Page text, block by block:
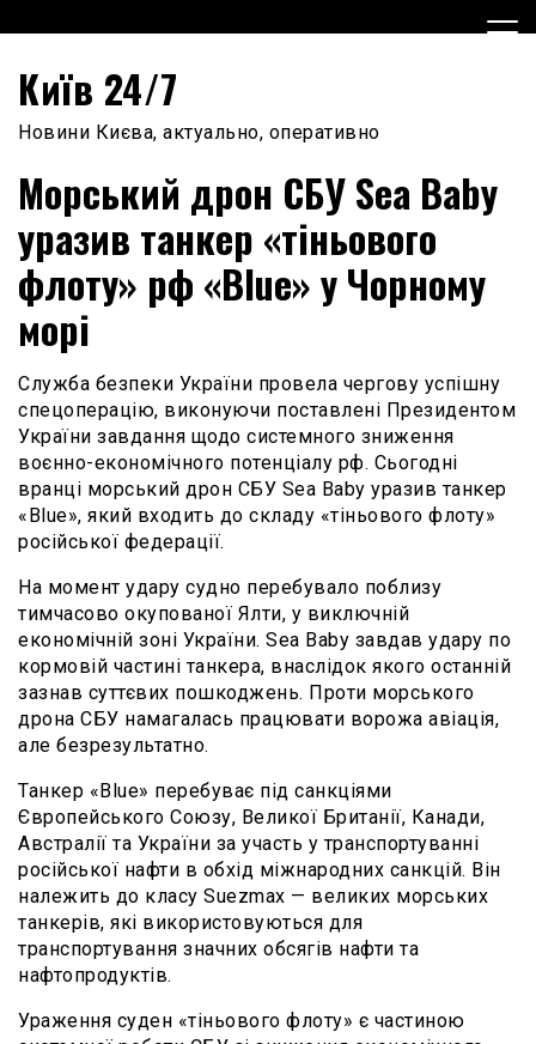
to
Київ 24/7
Новини Києва, актуально, оперативно
Морський дрон СБУ Sea Baby
уразив танкер «тіньового
флоту» рф «Blue» у Чорному
морі
Служба безпеки України провела чергову успішну
спецоперацію, виконуючи поставлені Президентом
України завдання щодо системного зниження
воєнно-економічного потенціалу рф. Сьогодні
вранці морський дрон СБУ Sea Baby уразив танкер
«Blue», який входить до складу «тіньового флоту»
російської федерації.
На момент удару судно перебувало поблизу
тимчасово окупованої Ялти, у виключній
економічній зоні України. Sea Baby завдав удару по
кормовій частині танкера, внаслідок якого останній
зазнав суттєвих пошкоджень. Проти морського
дрона СБУ намагалась працювати ворожа авіація,
але безрезультатно.
Танкер «Blue» перебуває під санкціями
Європейського Союзу, Великої Британії, Канади,
Австралії та України за участь у транспортуванні
російської нафти в обхід міжнародних санкцій. Він
належить до класу Suezmax — великих морських
танкерів, які використовуються для
транспортування значних обсягів нафти та
нафтопродуктів.
Ураження суден «тіньового флоту» є частиною